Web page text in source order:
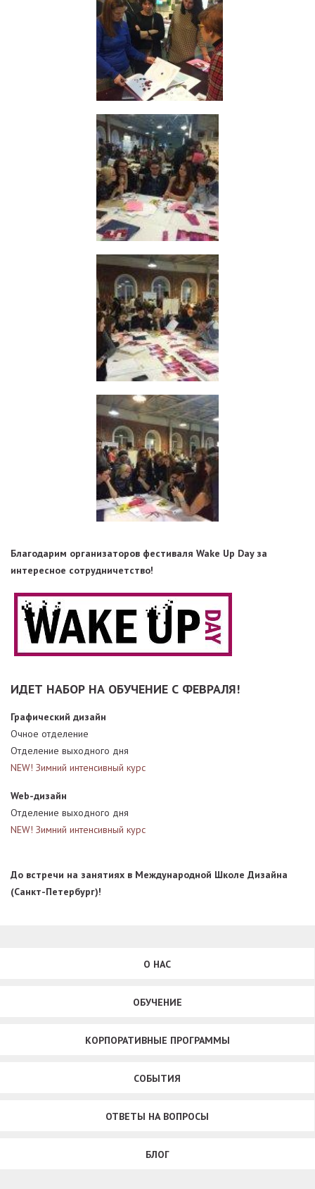
Благодарим организаторов фестиваля Wake Up Day за
интересное сотрудничетство!
ИДЕТ НАБОР НА ОБУЧЕНИЕ С ФЕВРАЛЯ!
Графический дизайн
Очное отделение
Отделение выходного дня
NEW! Зимний интенсивный курс
Web-дизайн
Отделение выходного дня
NEW! Зимний интенсивный курс
До встречи на занятиях в Международной Школе Дизайна
(Санкт-Петербург)!
О НАС
ОБУЧЕНИЕ
КОРПОРАТИВНЫЕ ПРОГРАММЫ
СОБЫТИЯ
ОТВЕТЫ НА ВОПРОСЫ
БЛОГ